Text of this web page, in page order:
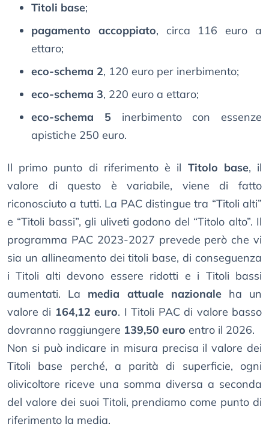
Titoli base;
pagamento accoppiato, circa 116 euro a
ettaro;
eco-schema 2, 120 euro per inerbimento;
eco-schema 3, 220 euro a ettaro;
eco-schema 5 inerbimento con essenze
apistiche 250 euro.
Il primo punto di riferimento è il Titolo base, il
valore di questo è variabile, viene di fatto
riconosciuto a tutti. La PAC distingue tra “Titoli alti”
e “Titoli bassi”, gli uliveti godono del “Titolo alto”. Il
programma PAC 2023-2027 prevede però che vi
sia un allineamento dei titoli base, di conseguenza
i Titoli alti devono essere ridotti e i Titoli bassi
aumentati. La media attuale nazionaleha un
valore di 164,12 euro. I Titoli PAC di valore basso
dovranno raggiungere 139,50 euro entro il 2026.
Non si può indicare in misura precisa il valore dei
Titoli base perché, a parità di superficie, ogni
olivicoltore riceve una somma diversa a seconda
del valore dei suoi Titoli, prendiamo come punto di
riferimento la media.